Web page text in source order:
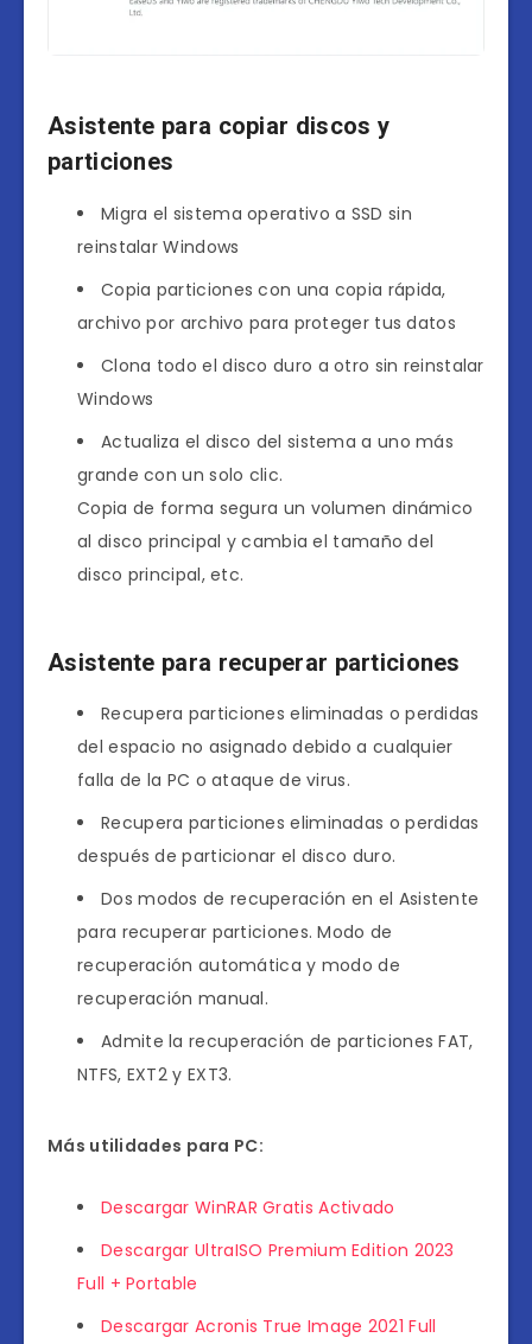
Asistente para copiar discos y
particiones
Migra el sistema operativo a SSD sin
reinstalar Windows
Copia particiones con una copia rápida,
archivo por archivo para proteger tus datos
Clona todo el disco duro a otro sin reinstalar
Windows
Actualiza el disco del sistema a uno más
grande con un solo clic.
Copia de forma segura un volumen dinámico
al disco principal y cambia el tamaño del
disco principal, etc.
Asistente para recuperar particiones
Recupera particiones eliminadas o perdidas
del espacio no asignado debido a cualquier
falla de la PC o ataque de virus.
Recupera particiones eliminadas o perdidas
después de particionar el disco duro.
Dos modos de recuperación en el Asistente
para recuperar particiones. Modo de
recuperación automática y modo de
recuperación manual.
Admite la recuperación de particiones FAT,
NTFS, EXT2 y EXT3.
Más utilidades para PC:
Descargar WinRAR Gratis Activado
Descargar UltraISO Premium Edition 2023
Full + Portable
Descargar Acronis True Image 2021 Full